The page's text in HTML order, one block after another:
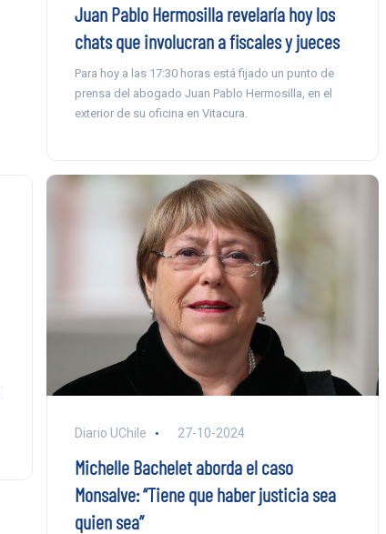
Juan Pablo Hermosilla revelaría hoy los
chats que involucran a fiscales y jueces
Para hoy a las 17:30 horas está fijado un punto de
prensa del abogado Juan Pablo Hermosilla, en el
exterior de su oficina en Vitacura.
Diario UChile 27-10-2024
Michelle Bachelet aborda el caso
Monsalve: “Tiene que haber justicia sea
quien sea”